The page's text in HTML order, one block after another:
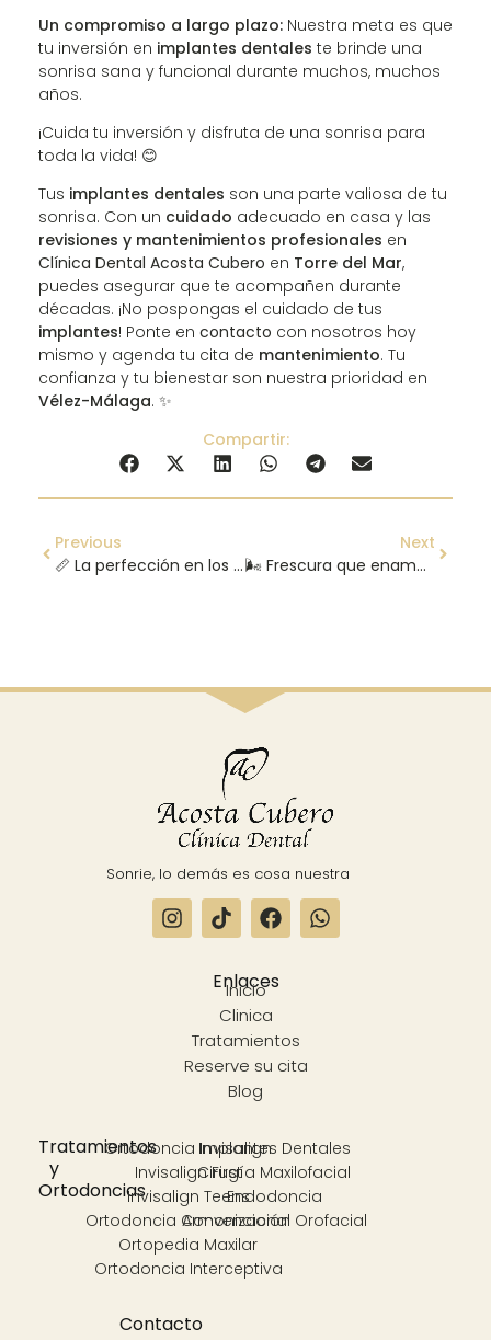
Un compromiso a largo plazo: Nuestra meta es que
tu inversión en implantes dentales te brinde una
sonrisa sana y funcional durante muchos, muchos
años.
¡Cuida tu inversión y disfruta de una sonrisa para
toda la vida! 😊
Tus implantes dentales son una parte valiosa de tu
sonrisa. Con un cuidado adecuado en casa y las
revisiones y mantenimientos profesionales en
Clínica Dental Acosta Cubero en Torre del Mar,
puedes asegurar que te acompañen durante
décadas. ¡No pospongas el cuidado de tus
implantes! Ponte en contacto con nosotros hoy
mismo y agenda tu cita de mantenimiento. Tu
confianza y tu bienestar son nuestra prioridad en
Vélez-Málaga. ✨
Compartir:
Previous
📏 La perfección en los detalles: descubre el contorneado estético dental para una sonrisa armónica en Vélez-Málaga ✨
Next
🌬️ Frescura que enamora: dile adiós al mal aliento (halitosis) con Clínica Dental Acosta Cubero (Vélez-Málaga) 😄
Sonrie, lo demás es cosa nuestra
Enlaces
Inicio
Clinica
Tratamientos
Reserve su cita
Blog
Tratamientos
y
Ortodoncias
Ortodoncia Invisalign
Invisalign First
Invisalign Teens
Ortodoncia Convencional
Ortopedia Maxilar
Ortodoncia Interceptiva
Implantes Dentales
Cirugía Maxilofacial
Endodoncia
Armonización Orofacial
Contacto